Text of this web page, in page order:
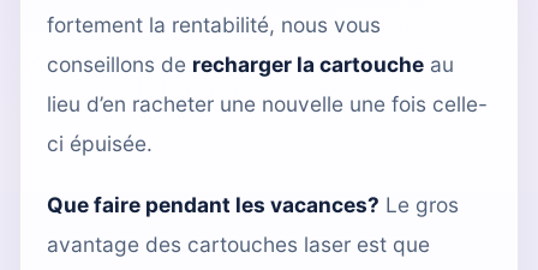
fortement la rentabilité, nous vous
conseillons de recharger la cartouche au
lieu d’en racheter une nouvelle une fois celle-
ci épuisée.
Que faire pendant les vacances? Le gros
avantage des cartouches laser est que